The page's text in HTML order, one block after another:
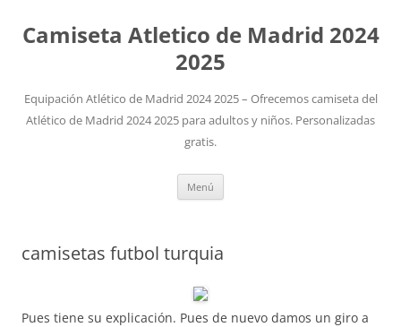
Camiseta Atletico de Madrid 2024
2025
Equipación Atlético de Madrid 2024 2025 – Ofrecemos camiseta del
Atlético de Madrid 2024 2025 para adultos y niños. Personalizadas
gratis.
Menú
camisetas futbol turquia
Pues tiene su explicación. Pues de nuevo damos un giro a